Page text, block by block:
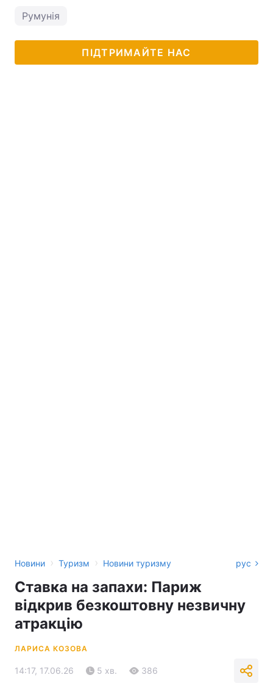
Румунія
ПІДТРИМАЙТЕ НАС
Новини › Туризм › Новини туризму рус
Ставка на запахи: Париж
відкрив безкоштовну незвичну
атракцію
ЛАРИСА КОЗОВА
14:17, 17.06.26 5 хв. 386